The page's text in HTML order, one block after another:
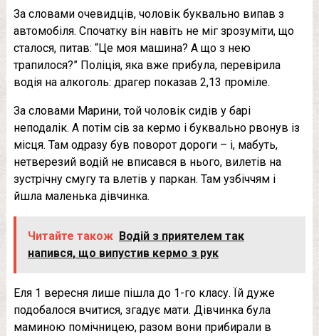
За словами очевидців, чоловік буквально випав з
автомобіля. Спочатку він навіть не міг зрозуміти, що
сталося, питав: “Це моя машина? А що з нею
трапилося?” Поліція, яка вже прибула, перевірила
водія на алкоголь: драгер показав 2,13 проміле.
За словами Марини, той чоловік сидів у барі
неподалік. А потім сів за кермо і буквально рвонув із
місця. Там одразу був поворот дороги – і, мабуть,
нетверезий водій не вписався в нього, вилетів на
зустрічну смугу та влетів у паркан. Там узбіччям і
йшла маленька дівчинка.
Читайте також Водій з приятелем так
напився, що випустив кермо з рук
Еля 1 вересня лише пішла до 1-го класу. Їй дуже
подобалося вчитися, згадує мати. Дівчинка була
маминою помічницею, разом вони прибирали в